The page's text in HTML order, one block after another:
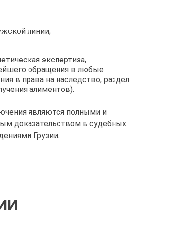
линии;
экспертиза,
обращения в любые
в права на наследство, раздел
алиментов).
являются полными и
доказательством в судебных
Грузии.